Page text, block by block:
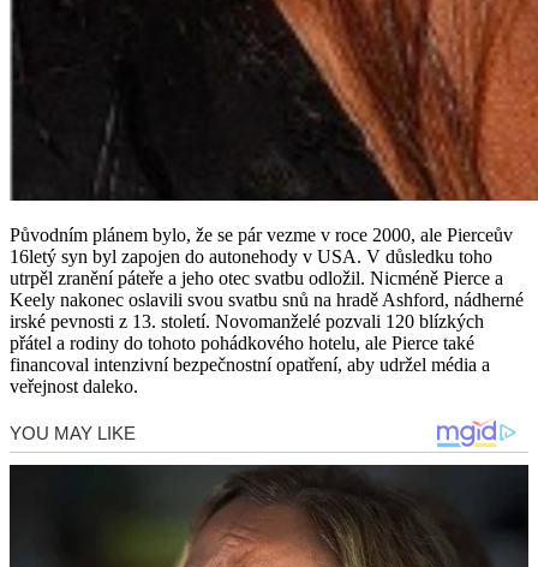
Původním plánem bylo, že se pár vezme v roce 2000, ale Pierceův
16letý syn byl zapojen do autonehody v USA. V důsledku toho
utrpěl zranění páteře a jeho otec svatbu odložil. Nicméně Pierce a
Keely nakonec oslavili svou svatbu snů na hradě Ashford, nádherné
irské pevnosti z 13. století. Novomanželé pozvali 120 blízkých
přátel a rodiny do tohoto pohádkového hotelu, ale Pierce také
financoval intenzivní bezpečnostní opatření, aby udržel média a
veřejnost daleko.